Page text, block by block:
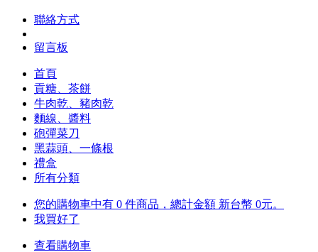
聯絡方式
留言板
首頁
貢糖、茶餅
牛肉乾、豬肉乾
麵線、醬料
砲彈菜刀
黑蒜頭、一條根
禮盒
所有分類
您的購物車中有 0 件商品，總計金額 新台幣 0元。
我買好了
查看購物車